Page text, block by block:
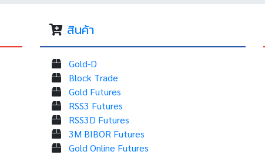
สินค้า
Gold-D
Block Trade
Gold Futures
RSS3 Futures
RSS3D Futures
3M BIBOR Futures
Gold Online Futures